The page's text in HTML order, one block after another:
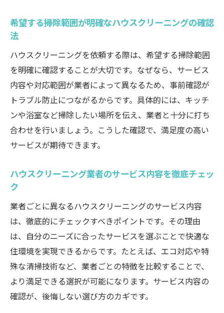
希望する掃除範囲が明確なハウスクリーニングの確認
法
ハウスクリーニングを依頼する際は、希望する掃除範囲
を明確に確認することが大切です。なぜなら、サービス
内容や対応範囲が業者によって異なるため、事前確認が
トラブル防止につながるからです。具体的には、キッチ
ンや浴室など掃除したい場所を伝え、業者と十分に打ち
合わせを行いましょう。こうした確認で、満足度の高い
サービスが期待できます。
ハウスクリーニング業者のサービス内容を徹底チェッ
ク
業者ごとに異なるハウスクリーニングのサービス内容
は、徹底的にチェックすべきポイントです。その理由
は、自分のニーズに合ったサービスを選ぶことで快適な
住環境を実現できるからです。たとえば、エコ対応や特
殊な清掃技術など、業者ごとの特徴を比較することで、
より満足できる選択が可能になります。サービス内容の
確認が、後悔しない選び方のカギです。